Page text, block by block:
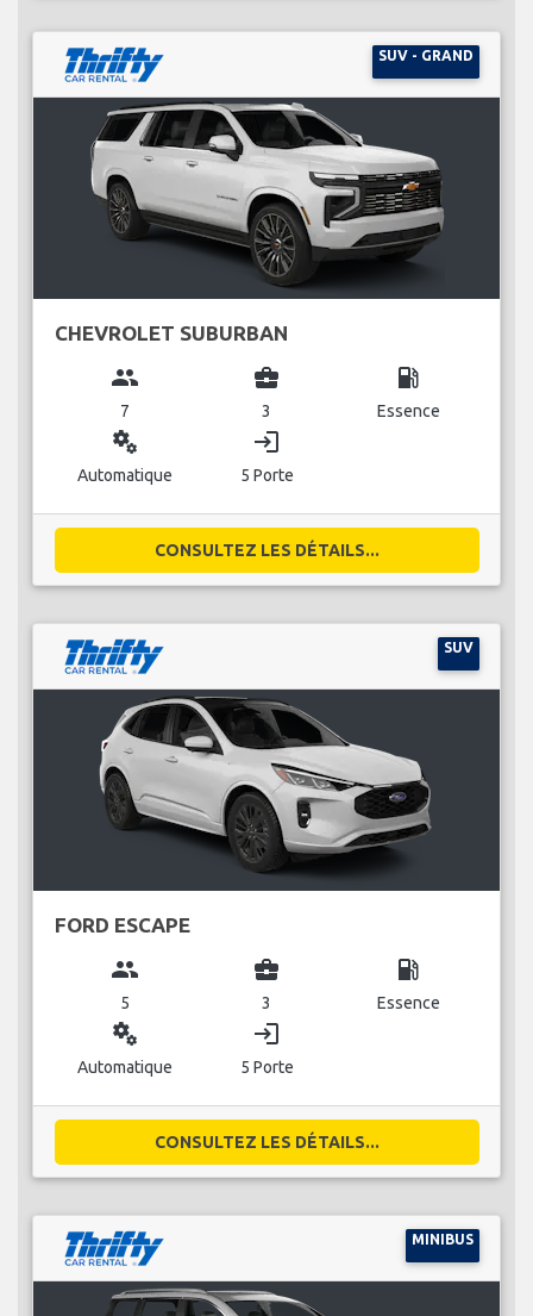
SUV - GRAND
CHEVROLET SUBURBAN
group
7
business_center
3
local_gas_station
Essence
miscellaneous_services
Automatique
login
5 Porte
CONSULTEZ LES DÉTAILS...
SUV
FORD ESCAPE
group
5
business_center
3
local_gas_station
Essence
miscellaneous_services
Automatique
login
5 Porte
CONSULTEZ LES DÉTAILS...
MINIBUS